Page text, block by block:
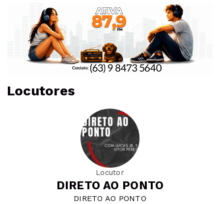
Locutores
Locutor
DIRETO AO PONTO
DIRETO AO PONTO